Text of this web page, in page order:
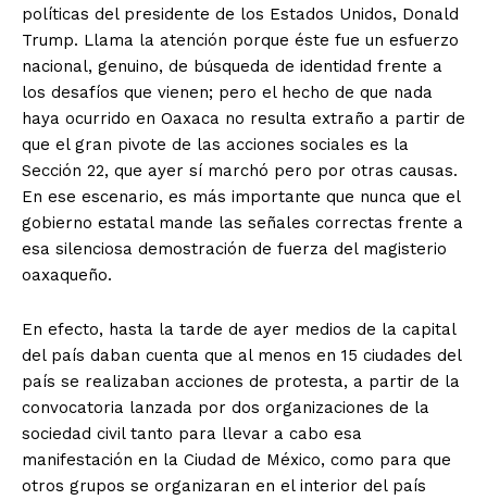
políticas del presidente de los Estados Unidos, Donald
Trump. Llama la atención porque éste fue un esfuerzo
nacional, genuino, de búsqueda de identidad frente a
los desafíos que vienen; pero el hecho de que nada
haya ocurrido en Oaxaca no resulta extraño a partir de
que el gran pivote de las acciones sociales es la
Sección 22, que ayer sí marchó pero por otras causas.
En ese escenario, es más importante que nunca que el
gobierno estatal mande las señales correctas frente a
esa silenciosa demostración de fuerza del magisterio
oaxaqueño.
En efecto, hasta la tarde de ayer medios de la capital
del país daban cuenta que al menos en 15 ciudades del
país se realizaban acciones de protesta, a partir de la
convocatoria lanzada por dos organizaciones de la
sociedad civil tanto para llevar a cabo esa
manifestación en la Ciudad de México, como para que
otros grupos se organizaran en el interior del país